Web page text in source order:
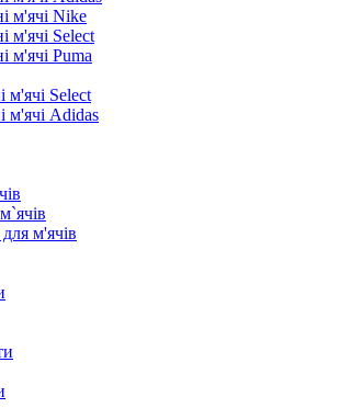
м'ячі Nike
м'ячі Select
м'ячі Puma
м'ячі Select
м'ячі Adidas
м'ячів